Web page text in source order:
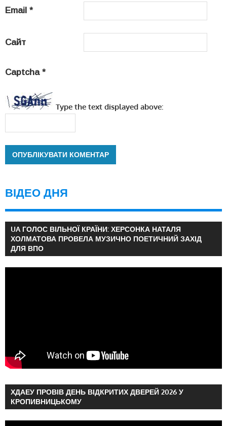
Email *
Сайт
Captcha *
Type the text displayed above:
ВІДЕО ДНЯ
UA ГОЛОС ВІЛЬНОЇ КРАЇНИ: ХЕРСОНКА НАТАЛЯ
ХОЛМАТОВА ПРОВЕЛА МУЗИЧНО ПОЕТИЧНИЙ ЗАХІД
ДЛЯ ВПО
ХДАЕУ ПРОВІВ ДЕНЬ ВІДКРИТИХ ДВЕРЕЙ 2026 У
КРОПИВНИЦЬКОМУ